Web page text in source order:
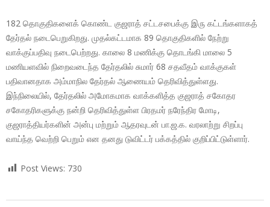
182 தொகுதிகளைக் கொண்ட குஜராத் சட்டசபைக்கு இரு கட்டங்களாகத்
தேர்தல் நடைபெறுகிறது. முதல்கட்டமாக 89 தொகுதிகளில் நேற்று
வாக்குப்பதிவு நடைபெற்றது. காலை 8 மணிக்கு தொடங்கி மாலை 5
மணியளவில் நிறைவடைந்த தேர்தலில் சுமார் 68 சதவீதம் வாக்குகள்
பதிவானதாக அம்மாநில தேர்தல் ஆணையம் தெரிவித்துள்ளது.
இந்நிலையில், தேர்தலில் அமோகமாக வாக்களித்த குஜராத் சகோதர
சகோதரிகளுக்கு நன்றி தெரிவித்துள்ள பிரதமர் நரேந்திர மோடி,
குஜராத்தியர்களின் அன்பு மற்றும் ஆதரவுடன் பா.ஜ.க. வரலாற்று சிறப்பு
வாய்ந்த வெற்றி பெறும் என தனது டுவிட்டர் பக்கத்தில் குறிப்பிட்டுள்ளார்.
Post Views: 730